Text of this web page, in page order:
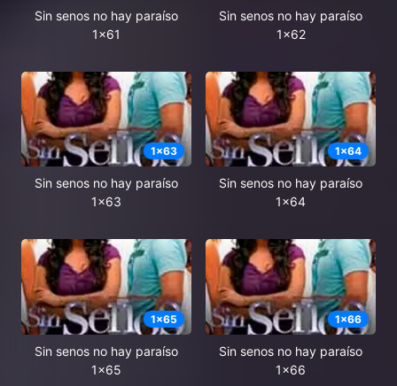
Sin senos no hay paraíso
1x61
Sin senos no hay paraíso
1x62
1x63
Sin senos no hay paraíso
1x63
1x64
Sin senos no hay paraíso
1x64
1x65
Sin senos no hay paraíso
1x65
1x66
Sin senos no hay paraíso
1x66